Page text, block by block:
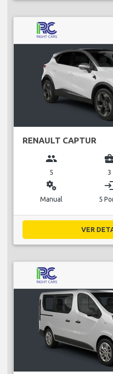
RENAULT CAPTUR
group
5 3
miscellaneous_services
Manual 5
VER